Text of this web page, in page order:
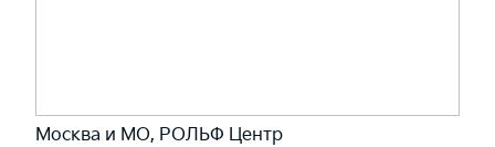
Москва и МО, РОЛЬФ Центр